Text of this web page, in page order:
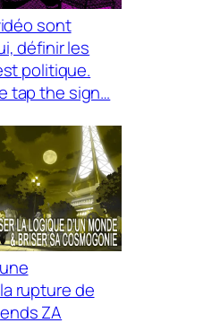
sont
définir les
politique.
tap the sign…
rupture de
ZA